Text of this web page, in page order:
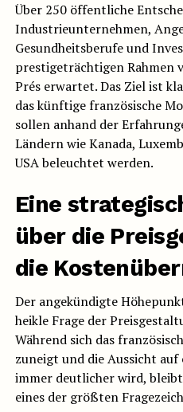
Über 250 öffentliche
Industrieunternehmen,
Gesundheitsberufe und
prestigeträchtigen Rahmen
Prés erwartet. Das Ziel ist
das künftige französische
sollen anhand der
Ländern wie Kanada,
USA beleuchtet werden.
Eine
über die
die
Der angekündigte
heikle Frage der
Während sich das
zuneigt und die Aussicht
immer deutlicher wird,
eines der größten